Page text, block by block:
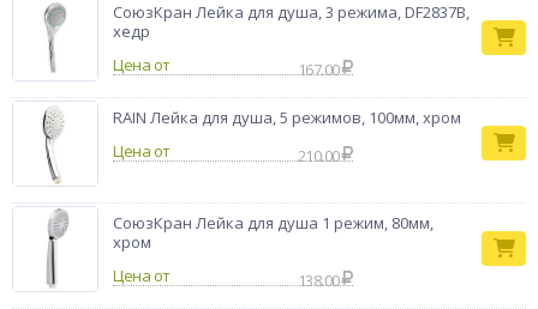
СоюзКран Лейка для душа, 3 режима, DF2837B,
хедр
Цена от
167.00
RAIN Лейка для душа, 5 режимов, 100мм, хром
Цена от
210.00
СоюзКран Лейка для душа 1 режим, 80мм,
хром
Цена от
138.00